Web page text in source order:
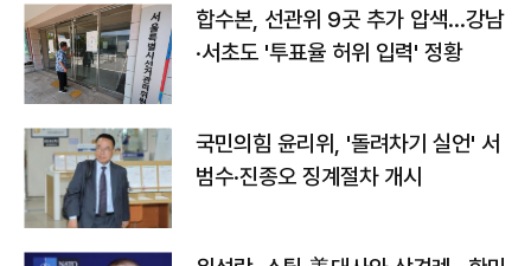
합수본, 선관위 9곳 추가 압색…강남
·서초도 '투표율 허위 입력' 정황
국민의힘 윤리위, '돌려차기 실언' 서
범수·진종오 징계절차 개시